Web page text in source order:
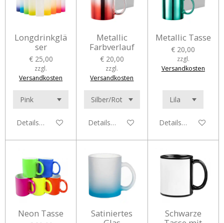
Longdrinkglä
ser
€ 25,00
zzgl.
Versandkosten
Details anzeigen
Metallic
Farbverlauf
€ 20,00
zzgl.
Versandkosten
Details anzeigen
Metallic Tasse
€ 20,00
zzgl.
Versandkosten
Details anzeigen
Neon Tasse
Satiniertes
Schwarze